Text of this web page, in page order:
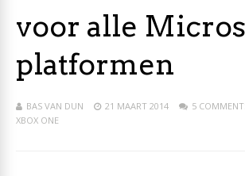
voor alle
platformen
BAS VAN DUN 21 MAART 2014 5
XBOX ONE